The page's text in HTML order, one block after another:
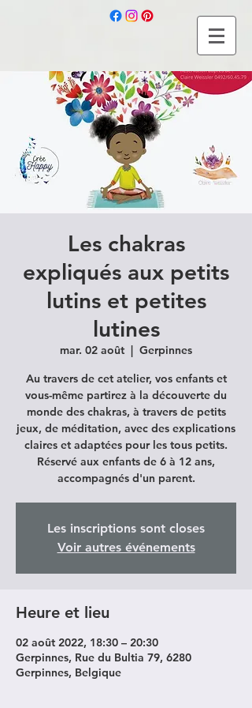
Les chakras
expliqués aux petits
lutins et petites
lutines
mar. 02 août
  |
Gerpinnes
Au travers de cet atelier, vos enfants et
vous-même partirez à la découverte du
monde des chakras, à travers de petits
jeux, de méditation, avec des explications
claires et adaptées pour les tous petits.
Réservé aux enfants de 6 à 12 ans,
accompagnés d'un parent.
Les inscriptions sont closes
Voir autres événements
Heure et lieu
02 août 2022, 18:30 – 20:30
Gerpinnes, Rue du Bultia 79, 6280
Gerpinnes, Belgique